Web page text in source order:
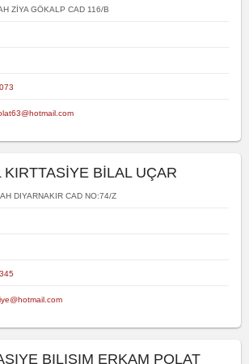
ZİYA GÖKALP CAD 116/B
KIRTTASİYE BİLAL UÇAR
DIYARNAKIR CAD NO:74/Z
BILISIM ERKAM POLAT